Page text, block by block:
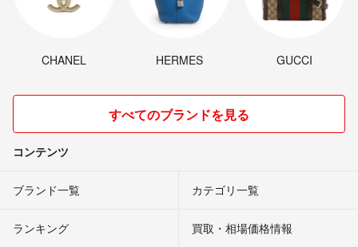
CHANEL HERMES GUCCI
すべてのブランドを見る
コンテンツ
ブランド一覧 カテゴリ一覧
ランキング 買取・相場価格情報